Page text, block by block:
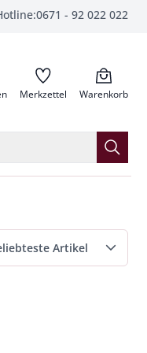
0671 - 92 022 022
anrufen
Merkzettel Warenkorb
Artikel
Artikel